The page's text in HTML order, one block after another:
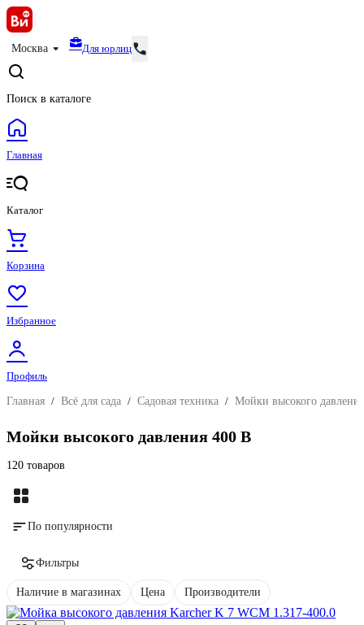
Москва Для юрлиц
Поиск в каталоге
Главная
Каталог
Корзина
Избранное
Профиль
Главная / Всё для сада / Садовая техника / Мойки высокого давления
Мойки высокого давления 400 В
120 товаров
По популярности
Фильтры
Наличие в магазинах Цена Производители